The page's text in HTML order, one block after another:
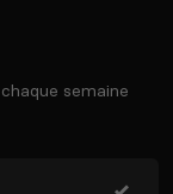
semaine